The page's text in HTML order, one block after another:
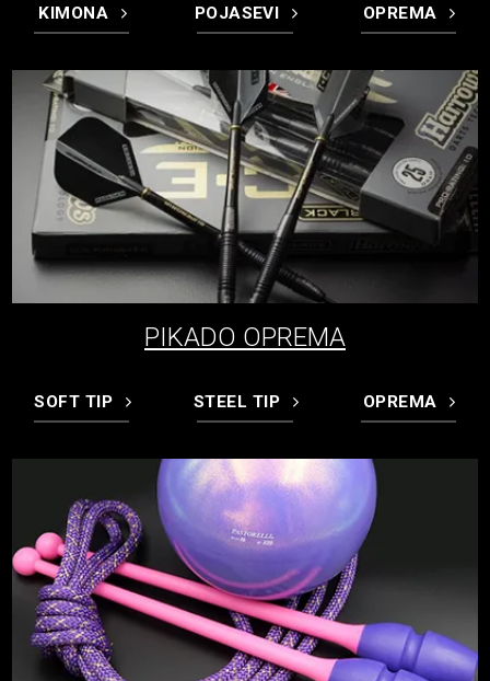
KIMONA POJASEVI OPREMA
PIKADO OPREMA
SOFT TIP STEEL TIP OPREMA